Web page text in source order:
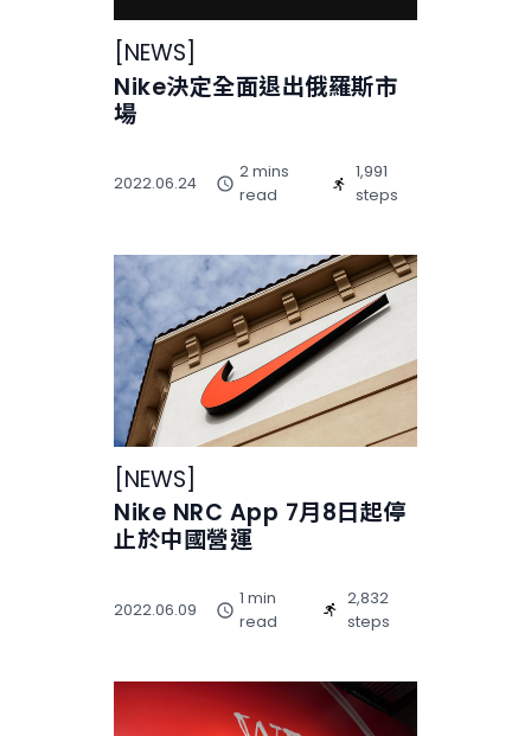
NEWS
Nike決定全面退出俄羅斯市
場
2022.06.24
2 mins
read
1,991
steps
[NEWS]
Nike NRC App 7月8日起停
止於中國營運
2022.06.09
1 min
read
2,832
steps